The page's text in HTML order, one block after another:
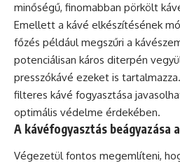
minőségű, finomabban pörkölt
Emellett a kávé elkészítésének
főzés például megszűri a
potenciálisan káros diterpén
presszókávé ezeket is
filteres kávé fogyasztása
optimális védelme érdekében.
A kávéfogyasztás beágyazása
Végezetül fontos megemlíteni,